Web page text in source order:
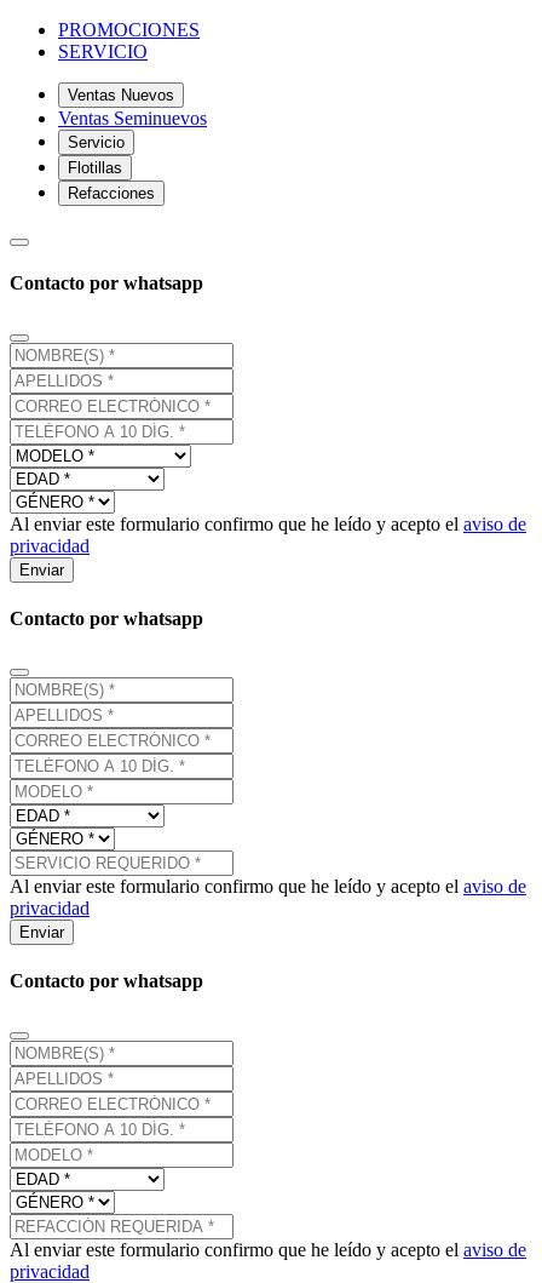
PROMOCIONES
SERVICIO
Ventas Nuevos
Ventas Seminuevos
Servicio
Flotillas
Refacciones
Contacto por whatsapp
Al enviar este formulario confirmo que he leído y acepto el aviso de
privacidad
Enviar
Contacto por whatsapp
Al enviar este formulario confirmo que he leído y acepto el aviso de
privacidad
Enviar
Contacto por whatsapp
Al enviar este formulario confirmo que he leído y acepto el aviso de
privacidad